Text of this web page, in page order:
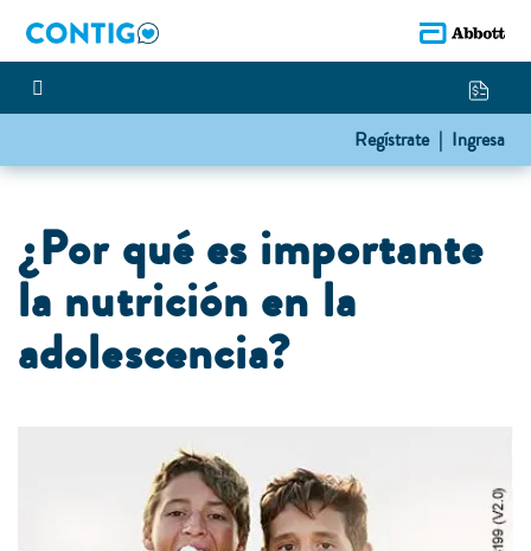
Regístrate | Ingresa
¿Por qué es importante
la nutrición en la
adolescencia?